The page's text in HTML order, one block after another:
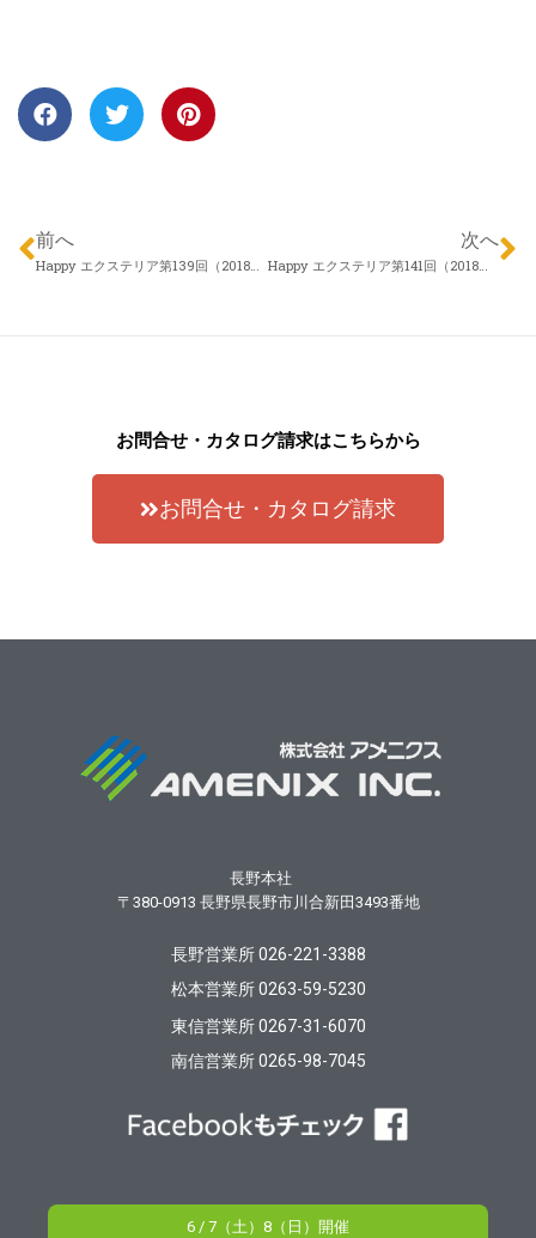
前へ
Happy エクステリア第139回（2018年06月07日）エクスランド四季 近藤慎一さん「ご近所トラブルについて」
次へ
Happy エクステリア第141回（2018年06月21日）株式会社佐藤園芸 藤原 良一さん「相談するタイミングはいつ？」
お問合せ・カタログ請求はこちらから
お問合せ・カタログ請求
長野本社
〒380-0913 長野県長野市川合新田3493番地
長野営業所 026-221-3388
松本営業所 0263-59-5230
東信営業所 0267-31-6070
南信営業所 0265-98-7045
6 / 7（土）8（日）開催